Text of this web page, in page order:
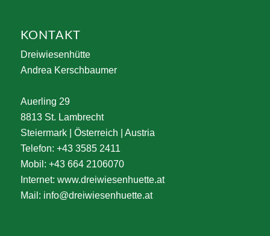
KONTAKT
Dreiwiesenhütte
Andrea Kerschbaumer
Auerling 29
8813 St. Lambrecht
Steiermark | Österreich | Austria
Telefon: +43 3585 2411
Mobil: +43 664 2106070
Internet: www.dreiwiesenhuette.at
Mail: info@dreiwiesenhuette.at